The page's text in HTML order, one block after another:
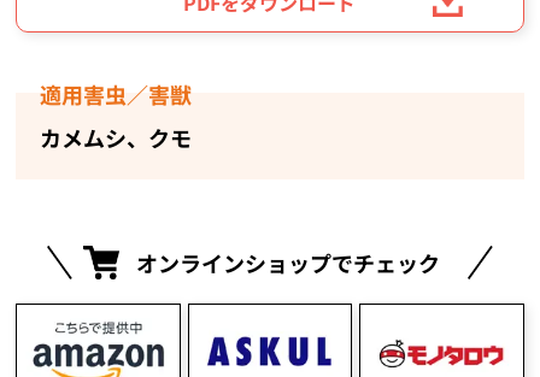
適用害虫／害獣
カメムシ、クモ
オンラインショップでチェック